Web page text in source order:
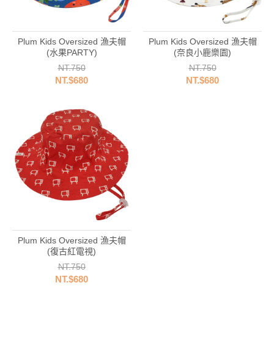
Plum Kids Oversized 漁夫帽
(水果PARTY)
NT.750
NT.$680
Plum Kids Oversized 漁夫帽
(奈良小鹿樂園)
NT.750
NT.$680
Plum Kids Oversized 漁夫帽
(復古紅電視)
NT.750
NT.$680